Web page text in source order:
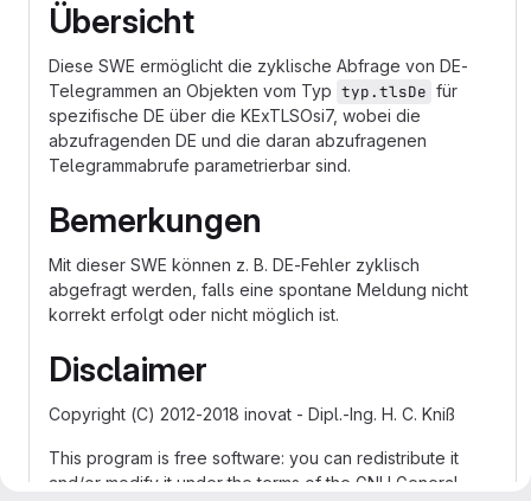
Übersicht
Diese SWE ermöglicht die zyklische Abfrage von DE-
Telegrammen an Objekten vom Typ typ.tlsDe für
spezifische DE über die KExTLSOsi7, wobei die
abzufragenden DE und die daran abzufragenen
Telegrammabrufe parametrierbar sind.
Bemerkungen
Mit dieser SWE können z. B. DE-Fehler zyklisch
abgefragt werden, falls eine spontane Meldung nicht
korrekt erfolgt oder nicht möglich ist.
Disclaimer
Copyright (C) 2012-2018 inovat - Dipl.-Ing. H. C. Kniß
This program is free software: you can redistribute it
and/or modify it under the terms of the GNU General